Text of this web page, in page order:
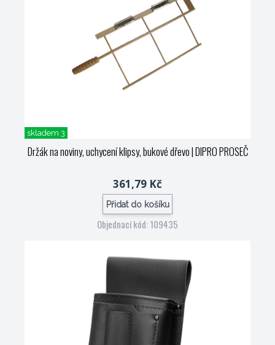
skladem 3
Držák na noviny, uchycení klipsy, bukové dřevo| DIPRO PROSEČ
361,79 Kč
Přidat do košíku
Objednací kód: 109435